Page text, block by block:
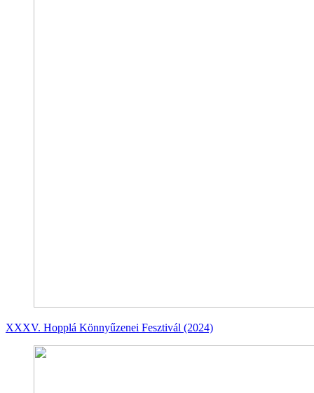
XXXV. Hopplá Könnyűzenei Fesztivál (2024)